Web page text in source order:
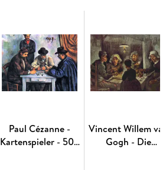
Paul Cézanne -
Kartenspieler - 500
Vincent Willem
Gogh - Die